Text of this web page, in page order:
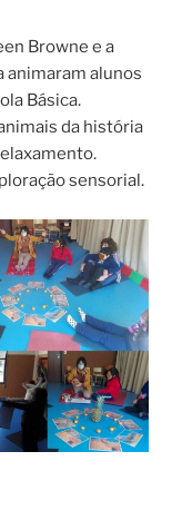
Browne e a
animaram alunos
Básica.
da história
sensorial.